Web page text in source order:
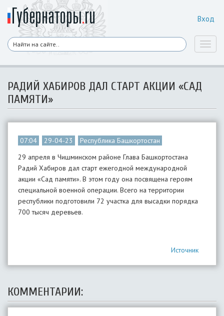
Вход
РАДИЙ ХАБИРОВ ДАЛ СТАРТ АКЦИИ «САД
ПАМЯТИ»
07:04 29-04-23
Республика Башкортостан
29 апреля в Чишминском районе Глава Башкортостана
Радий Хабиров дал старт ежегодной международной
акции «Сад памяти». В этом году она посвящена героям
специальной военной операции. Всего на территории
республики подготовили 72 участка для высадки порядка
700 тысяч деревьев.
Источник
КОММЕНТАРИИ: